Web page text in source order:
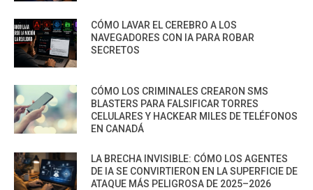
CÓMO LAVAR EL CEREBRO A LOS
NAVEGADORES CON IA PARA ROBAR
SECRETOS
CÓMO LOS CRIMINALES CREARON SMS
BLASTERS PARA FALSIFICAR TORRES
CELULARES Y HACKEAR MILES DE TELÉFONOS
EN CANADÁ
LA BRECHA INVISIBLE: CÓMO LOS AGENTES
DE IA SE CONVIRTIERON EN LA SUPERFICIE DE
ATAQUE MÁS PELIGROSA DE 2025–2026